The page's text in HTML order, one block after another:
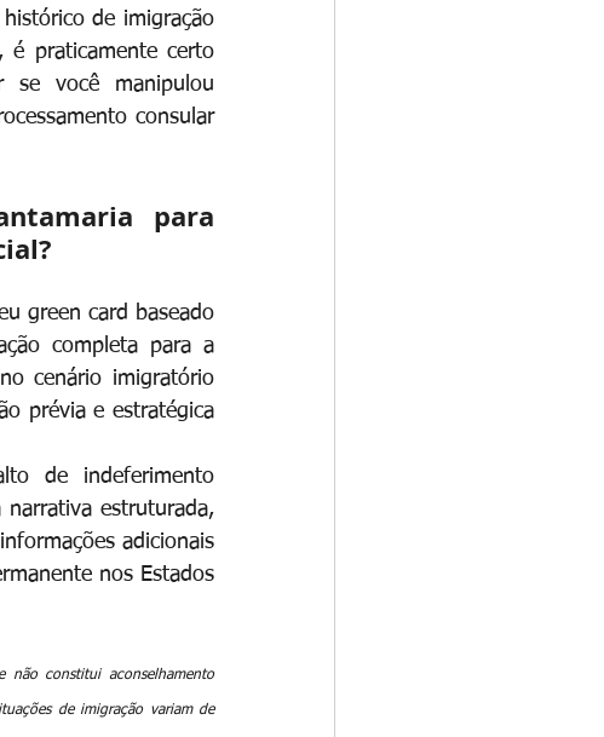
de imigração
é praticamente certo
se você manipulou
consular
para
green card baseado
completa para a
cenário imigratório
prévia e estratégica
de indeferimento
estruturada,
adicionais
nos Estados
não constitui aconselhamento
de imigração variam de